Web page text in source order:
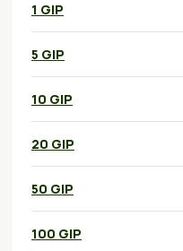
1 GIP
5 GIP
10 GIP
20 GIP
50 GIP
100 GIP